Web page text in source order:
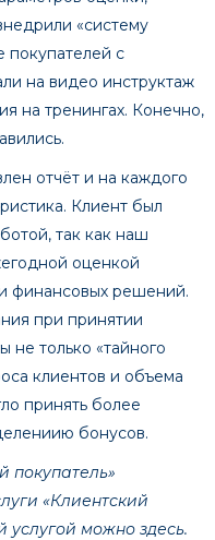
«систему
покупателей с
на видео инструктаж
на тренингах. Конечно,
отчёт и на каждого
Клиент был
так как наш
оценкой
финансовых решений.
при принятии
не только «тайного
клиентов и объема
принять более
бонусов.
покупатель»
«Клиентский
услугой можно здесь.